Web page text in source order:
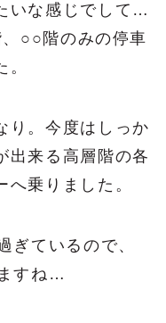
いな感じでして…
○○階のみの停車
り。今度はしっか
出来る高層階の各
乗りました。
ぎているので、
すね…